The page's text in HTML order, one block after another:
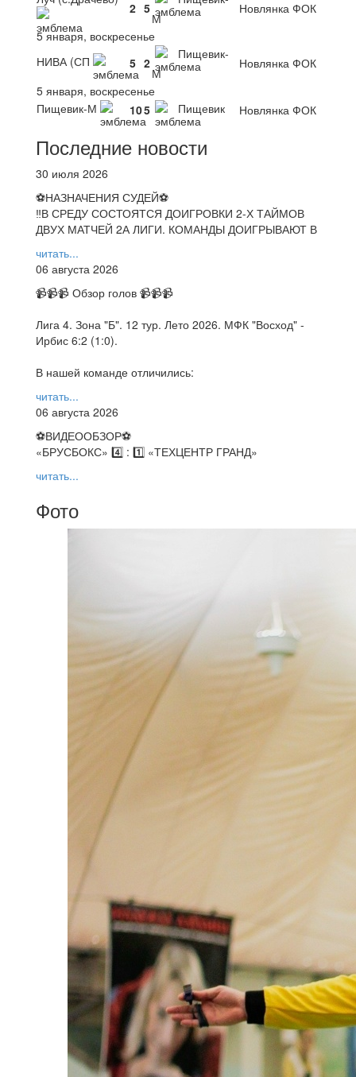
2 5
М
Новлянка ФОК
5 января, воскресенье
НИВА (СП
5 2
Пищевик-
М
Новлянка ФОК
5 января, воскресенье
Пищевик-М
105 Пищевик Новлянка ФОК
Последние новости
30 июля 2026
⚽НАЗНАЧЕНИЯ СУДЕЙ⚽
‼В СРЕДУ СОСТОЯТСЯ ДОИГРОВКИ 2-Х ТАЙМОВ
ДВУХ МАТЧЕЙ 2А ЛИГИ. КОМАНДЫ ДОИГРЫВАЮТ В
читать...
06 августа 2026
📹📹📹 Обзор голов 📹📹📹
Лига 4. Зона "Б". 12 тур. Лето 2026. МФК "Восход" -
Ирбис 6:2 (1:0).
В нашей команде отличились:
читать...
06 августа 2026
⚽️ВИДЕООБЗОР⚽️
«БРУСБОКС» 4️⃣ : 1️⃣ «ТЕХЦЕНТР ГРАНД»
читать...
Фото